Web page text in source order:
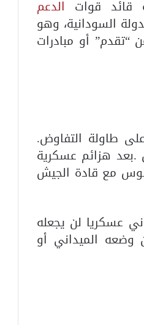
قائد قوات الدعم
السودانية، وهو
“تقدم” أو مبادرات
طاولة التفاوض.
.بعد هزائم عسكرية
مع قادة الجيش
عسكريا لن يجعله
وضعه الميداني أو